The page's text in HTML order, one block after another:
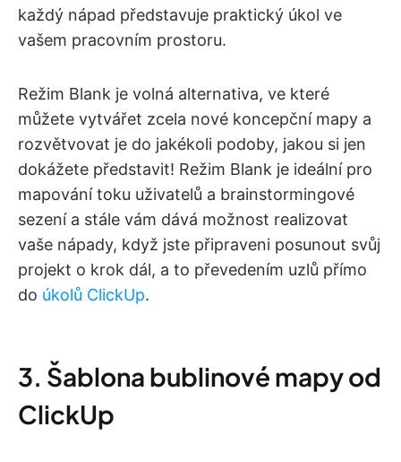
každý nápad představuje praktický úkol ve
vašem pracovním prostoru.
Režim Blank je volná alternativa, ve které
můžete vytvářet zcela nové koncepční mapy a
rozvětvovat je do jakékoli podoby, jakou si jen
dokážete představit! Režim Blank je ideální pro
mapování toku uživatelů a brainstormingové
sezení a stále vám dává možnost realizovat
vaše nápady, když jste připraveni posunout svůj
projekt o krok dál, a to převedením uzlů přímo
do úkolů ClickUp.
3. Šablona bublinové mapy od
ClickUp